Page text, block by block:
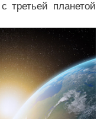
третьей планетой